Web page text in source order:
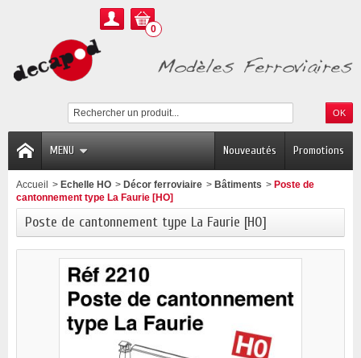
0
MENU Promotions
Nouveautés
Accueil > Echelle HO > Décor ferroviaire > Bâtiments > Poste de
cantonnement type La Faurie [HO]
Poste de cantonnement type La Faurie [HO]